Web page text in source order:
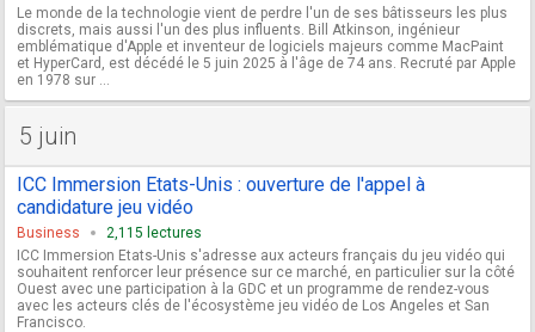
Le monde de la technologie vient de perdre l'un de ses bâtisseurs les plus
discrets, mais aussi l'un des plus influents. Bill Atkinson, ingénieur
emblématique d'Apple et inventeur de logiciels majeurs comme MacPaint
et HyperCard, est décédé le 5 juin 2025 à l'âge de 74 ans. Recruté par Apple
en 1978 sur ...
5 juin
ICC Immersion Etats-Unis : ouverture de l'appel à
candidature jeu vidéo
Business
2,115 lectures
ICC Immersion Etats-Unis s'adresse aux acteurs français du jeu vidéo qui
souhaitent renforcer leur présence sur ce marché, en particulier sur la côté
Ouest avec une participation à la GDC et un programme de rendez-vous
avec les acteurs clés de l'écosystème jeu vidéo de Los Angeles et San
Francisco.